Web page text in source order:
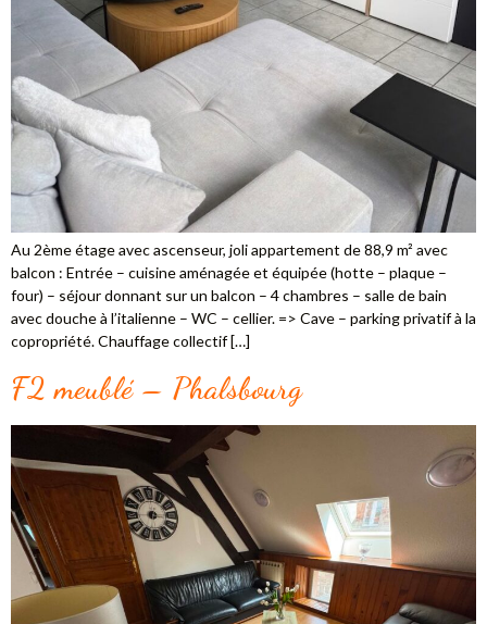
Au 2ème étage avec ascenseur, joli appartement de 88,9 m² avec
balcon : Entrée – cuisine aménagée et équipée (hotte – plaque –
four) – séjour donnant sur un balcon – 4 chambres – salle de bain
avec douche à l’italienne – WC – cellier. => Cave – parking privatif à la
copropriété. Chauffage collectif […]
F2 meublé – Phalsbourg